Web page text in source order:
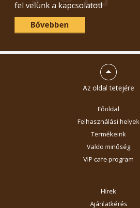
fel velünk a kapcsolatot!
Bővebben
Az oldal tetejére
Főoldal
Felhasználási helyek
Termékeink
Valdo minőség
VIP cafe program
Hírek
Ajánlatkérés